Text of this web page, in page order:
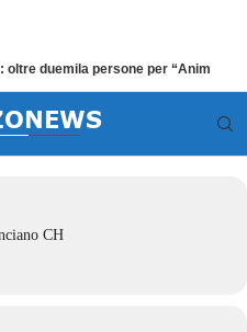
oltre duemila persone per “Anime
CH